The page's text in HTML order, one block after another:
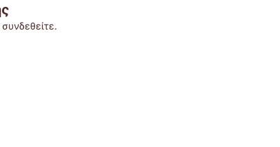
συνδεθείτε.